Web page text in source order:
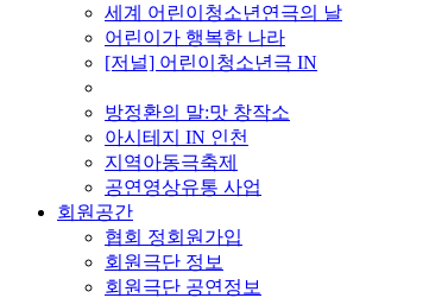
세계 어린이청소년연극의 날
어린이가 행복한 나라
[저널] 어린이청소년극 IN
방정환의 말:맛 창작소
아시테지 IN 인천
지역아동극축제
공연영상유통 사업
회원공간
협회 정회원가입
회원극단 정보
회원극단 공연정보